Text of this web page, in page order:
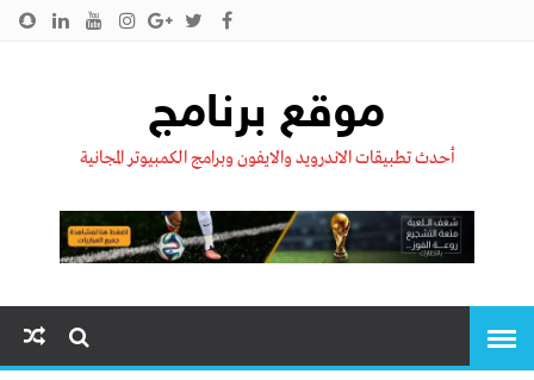
موقع برنامج
أحدث تطبيقات الاندرويد والايفون وبرامج الكمبيوتر المجانية